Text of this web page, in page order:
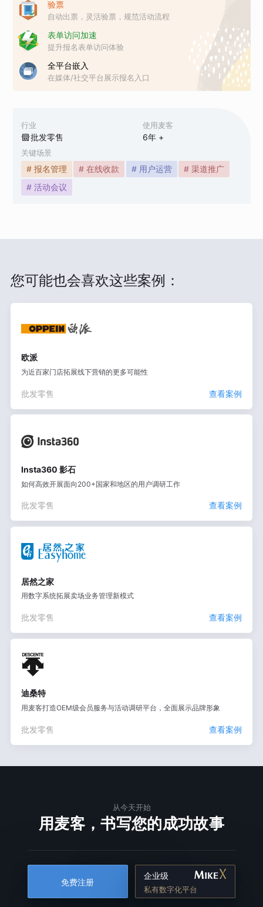
行业
批发零售
使用麦客
6年 +
关键场景
# 报名管理 # 在线收款 # 用户运营
# 渠道推广
# 活动会议
验票
自动出票，灵活验票，规范活动流程
表单访问加速
提升报名表单访问体验
全平台嵌入
在媒体/社交平台展示报名入口
您可能也会喜欢这些案例：
欧派
为近百家门店拓展线下营销的更多可能性
批发零售 查看案例
Insta360 影石
如何高效开展面向200+国家和地区的用户调研工作
批发零售 查看案例
居然之家
用数字系统拓展卖场业务管理新模式
批发零售 查看案例
迪桑特
用麦客打造OEM级会员服务与活动调研平台，全面展示品牌形象
批发零售 查看案例
从今天开始
用麦客，书写您的成功故事
免费注册
企业级
私有数字化平台